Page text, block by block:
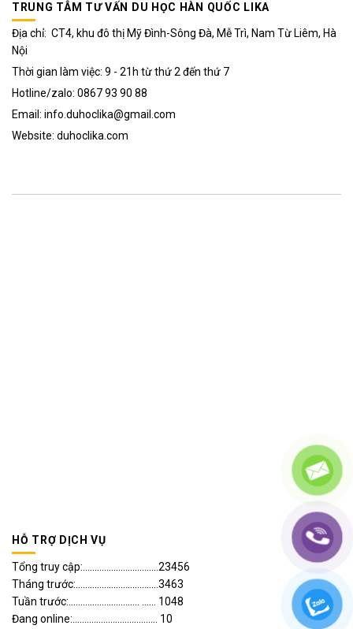
TRUNG TÂM TƯ VẤN DU HỌC HÀN QUỐC LIKA
Địa chỉ: CT4, khu đô thị Mỹ Đình-Sông Đà, Mễ Trì, Nam Từ Liêm, Hà
Nội
Thời gian làm việc: 9 - 21h từ thứ 2 đến thứ 7
Hotline/zalo: 0867 93 90 88
Email: info.duhoclika@gmail.com
Website: duhoclika.com
HỖ TRỢ DỊCH VỤ
Tổng truy cập:................................23456
Tháng trước:...................................3463
Tuần trước:.............................. ...... 1048
Đang online:.................................... 10